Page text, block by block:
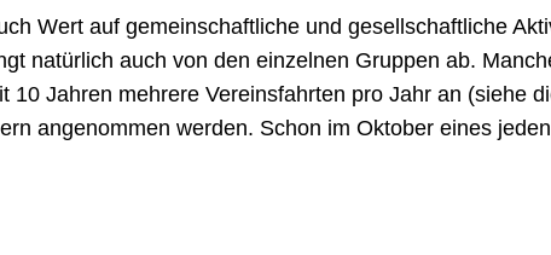
Wert auf gemeinschaftliche und gesellschaftliche
natürlich auch von den einzelnen Gruppen ab.
10 Jahren mehrere Vereinsfahrten pro Jahr an (siehe
angenommen werden. Schon im Oktober eines